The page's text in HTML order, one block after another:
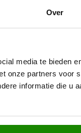
Over
media te bieden
onze partners voor
informatie die u